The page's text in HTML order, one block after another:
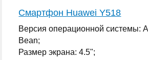
Смартфон Huawei Y518
Версия операционной системы:
Bean;
Размер экрана: 4.5";